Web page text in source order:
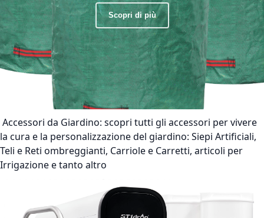
Scopri di più
Accessori da Giardino: scopri tutti gli accessori per vivere
la cura e la personalizzazione del giardino: Siepi Artificiali,
Teli e Reti ombreggianti, Carriole e Carretti, articoli per
Irrigazione e tanto altro